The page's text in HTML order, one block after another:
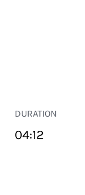
DURATION
04:12